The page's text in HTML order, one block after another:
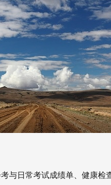
与日常考试成绩单、健康